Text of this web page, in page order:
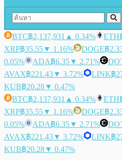
BTC฿2,137,931 ▲ 0.34% ETH
XRP฿35.55▼ 1.16% DOGE฿
0.05%
ADA฿6.35▼ 2.71%
AVAX฿221.43▼ 3.72% LINK฿
KUB฿20.28▼ 0.47%
BTC฿2,137,931 ▲ 0.34% ETH
XRP฿35.55▼ 1.16% DOGE฿
0.05%
ADA฿6.35▼ 2.71%
AVAX฿221.43▼ 3.72% LINK฿
KUB฿20.28▼ 0.47%